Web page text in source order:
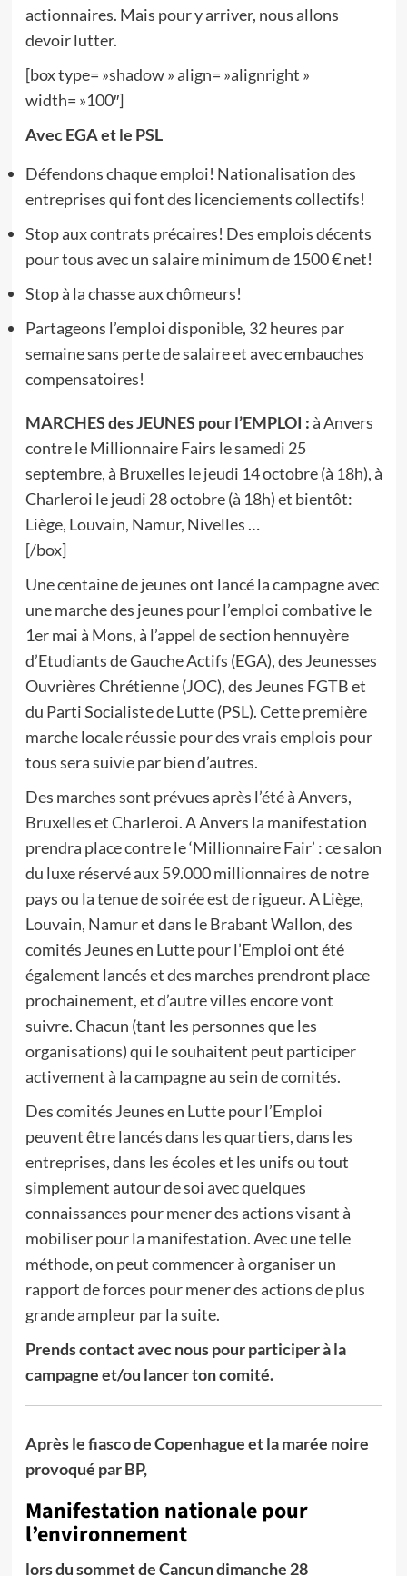
actionnaires. Mais pour y arriver, nous allons
devoir lutter.
[box type= »shadow » align= »alignright »
width= »100″]
Avec EGA et le PSL
Défendons chaque emploi! Nationalisation des
entreprises qui font des licenciements collectifs!
Stop aux contrats précaires! Des emplois décents
pour tous avec un salaire minimum de 1500 € net!
Stop à la chasse aux chômeurs!
Partageons l’emploi disponible, 32 heures par
semaine sans perte de salaire et avec embauches
compensatoires!
MARCHES des JEUNES pour l’EMPLOI :à Anvers
contre le Millionnaire Fairs le samedi 25
septembre, à Bruxelles le jeudi 14 octobre (à 18h), à
Charleroi le jeudi 28 octobre (à 18h) et bientôt:
Liège, Louvain, Namur, Nivelles …
[/box]
Une centaine de jeunes ont lancé la campagne avec
une marche des jeunes pour l’emploi combative le
1er mai à Mons, à l’appel de section hennuyère
d’Etudiants de Gauche Actifs (EGA), des Jeunesses
Ouvrières Chrétienne (JOC), des Jeunes FGTB et
du Parti Socialiste de Lutte (PSL). Cette première
marche locale réussie pour des vrais emplois pour
tous sera suivie par bien d’autres.
Des marches sont prévues après l’été à Anvers,
Bruxelles et Charleroi. A Anvers la manifestation
prendra place contre le ‘Millionnaire Fair’ : ce salon
du luxe réservé aux 59.000 millionnaires de notre
pays ou la tenue de soirée est de rigueur. A Liège,
Louvain, Namur et dans le Brabant Wallon, des
comités Jeunes en Lutte pour l’Emploi ont été
également lancés et des marches prendront place
prochainement, et d’autre villes encore vont
suivre. Chacun (tant les personnes que les
organisations) qui le souhaitent peut participer
activement à la campagne au sein de comités.
Des comités Jeunes en Lutte pour l’Emploi
peuvent être lancés dans les quartiers, dans les
entreprises, dans les écoles et les unifs ou tout
simplement autour de soi avec quelques
connaissances pour mener des actions visant à
mobiliser pour la manifestation. Avec une telle
méthode, on peut commencer à organiser un
rapport de forces pour mener des actions de plus
grande ampleur par la suite.
Prends contact avec nous pour participer à la
campagne et/ou lancer ton comité.
Après le fiasco de Copenhague et la marée noire
provoqué par BP,
Manifestation nationale pour
l’environnement
lors du sommet de Cancun dimanche 28